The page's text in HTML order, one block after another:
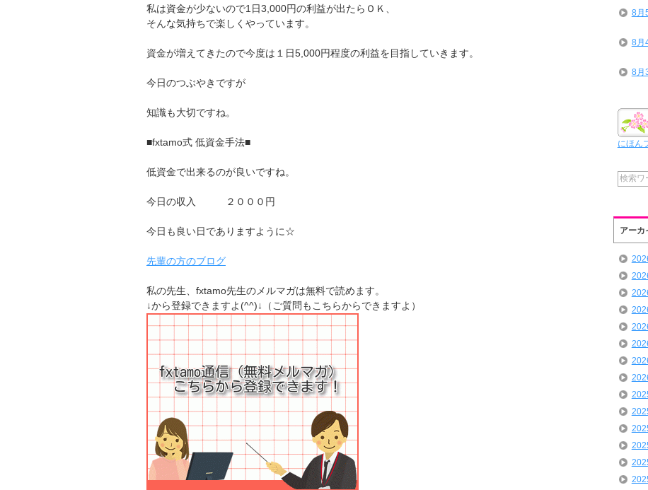
私は資金が少ないので1日3,000円の利益が出たらＯＫ、
そんな気持ちで楽しくやっています。
資金が増えてきたので今度は１日5,000円程度の利益を目指していきます。
今日のつぶやきですが
知識も大切ですね。
■fxtamo式 低資金手法■
低資金で出来るのが良いですね。
今日の収入 ２０００円
今日も良い日でありますように☆
先輩の方のブログ
私の先生、fxtamo先生のメルマガは無料で読めます。
↓から登録できますよ(^^)↓（ご質問もこちらからできますよ）
8月
8月
8月
にほん
アーカ